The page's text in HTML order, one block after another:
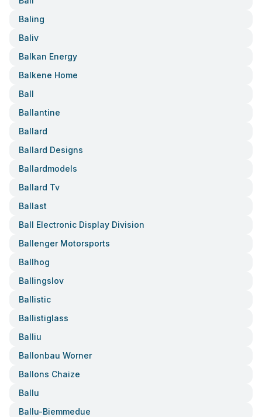
Baling
Baliv
Balkan Energy
Balkene Home
Ball
Ballantine
Ballard
Ballard Designs
Ballardmodels
Ballard Tv
Ballast
Ball Electronic Display Division
Ballenger Motorsports
Ballhog
Ballingslov
Ballistic
Ballistiglass
Balliu
Ballonbau Worner
Ballons Chaize
Ballu
Ballu-Biemmedue